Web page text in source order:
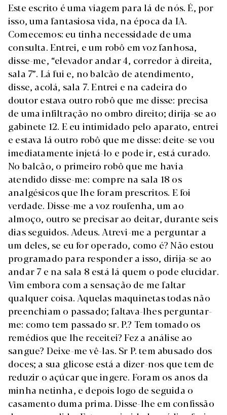
Este escrito é uma viagem para lá de nós. É, por
isso, uma fantasiosa vida, na época da IA.
Comecemos: eu tinha necessidade de uma
consulta. Entrei, e um robô em voz fanhosa,
disse-me, “elevador andar 4, corredor à direita,
sala 7”. Lá fui e, no balcão de atendimento,
disse, acolá, sala 7. Entrei e na cadeira do
doutor estava outro robô que me disse: precisa
de uma infiltração no ombro direito; dirija-se ao
gabinete 12. E eu intimidado pelo aparato, entrei
e estava lá outro robô que me disse: deite-se vou
imediatamente injetá-lo e pode ir, está curado.
No balcão, o primeiro robô que me havia
atendido disse-me: compre na sala 18 os
analgésicos que lhe foram prescritos. E foi
verdade. Disse-me a voz roufenha, um ao
almoço, outro se precisar ao deitar, durante seis
dias seguidos. Adeus. Atrevi-me a perguntar a
um deles, se eu for operado, como é? Não estou
programado para responder a isso, dirija-se ao
andar 7 e na sala 8 está lá quem o pode elucidar.
Vim embora com a sensação de me faltar
qualquer coisa. Aquelas maquinetas todas não
preenchiam o passado; faltava-lhes perguntar-
me: como tem passado sr. P.? Tem tomado os
remédios que lhe receitei? Fez a análise ao
sangue? Deixe-me vê-las. Sr P. tem abusado dos
doces; a sua glicose está a dizer-nos que tem de
reduzir o açúcar que ingere. Foram os anos da
minha netinha, e depois logo de seguida o
casamento duma prima. Disse-lhe em confissão